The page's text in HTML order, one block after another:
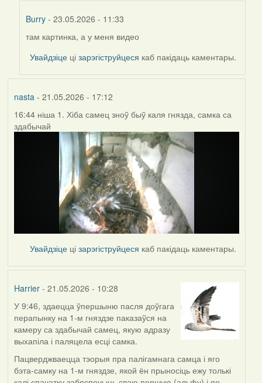
Burry - 23.05.2026 - 11:33
In
reply
by
там картинка, а у меня видео
Увайдзіце цізарэгіструйцеся каб пакідаць каментары.
nasta- 21.05.2026 - 17:12
16:44 ніша 1. Хіба самец зноў быў каля гнязда, самка са
здабычай
Увайдзіце цізарэгіструйцеся каб пакідаць каментары.
Harrier- 21.05.2026 - 10:28
У 9:46, здаецца ўпершыню пасля доўгага
перапынку на 1-м гняздзе паказаўся на
камеру са здабычай самец, якую адразу
выхапіла і паляцела есці самка.
Пацверджваецца тэорыя пра палігамнага самца і яго
бэта-самку на 1-м гняздзе, якой ён прыносіць ежу толькі